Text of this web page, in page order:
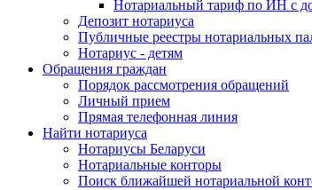
Нотариальный тариф по ИН с
Депозит нотариуса
Публичные реестры нотариальных
Нотариус - детям
Обращения граждан
Порядок рассмотрения обращений
Личный прием
Прямая телефонная линия
Найти нотариуса
Нотариусы Беларуси
Нотариальные конторы
Поиск ближайшей нотариальной